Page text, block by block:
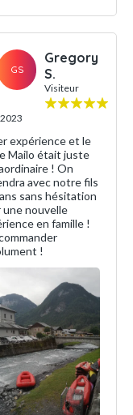
GS
Gregory
S.
Visiteur
expérience et le
Mailo était juste
! On
avec notre fils
sans hésitation
une nouvelle
en famille !
!